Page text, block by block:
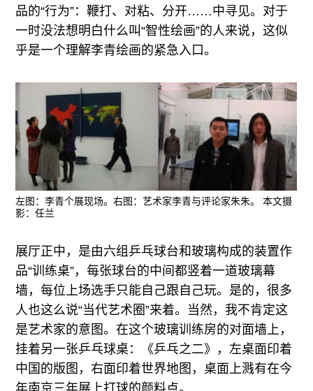
品的“行为”：鞭打、对粘、分开……中寻见。对于
一时没法想明白什么叫“智性绘画”的人来说，这似
乎是一个理解李青绘画的紧急入口。
左图：李青个展现场。右图：艺术家李青与评论家朱朱。 本文摄
影：任兰
展厅正中，是由六组乒乓球台和玻璃构成的装置作
品“训练桌”，每张球台的中间都竖着一道玻璃幕
墙，每位上场选手只能自己跟自己玩。是的，很多
人也这么说“当代艺术圈”来着。当然，我不肯定这
是艺术家的意图。在这个玻璃训练房的对面墙上，
挂着另一张乒乓球桌：《乒乓之二》，左桌面印着
中国的版图，右面印着世界地图，桌面上溅有在今